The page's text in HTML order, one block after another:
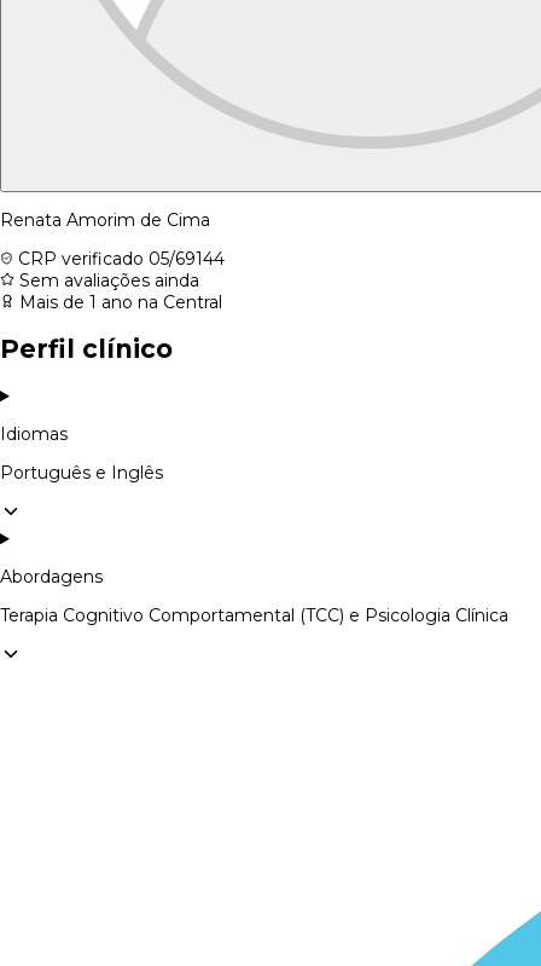
Renata Amorim de Cima
CRP verificado 05/69144
Sem avaliações ainda
Mais de 1 ano na Central
Perfil clínico
Idiomas
Português e Inglês
Abordagens
Terapia Cognitivo Comportamental (TCC) e Psicologia Clínica